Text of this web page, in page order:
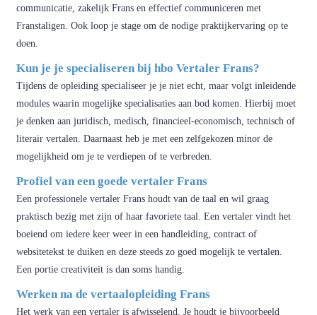
communicatie, zakelijk Frans en effectief communiceren met
Franstaligen. Ook loop je stage om de nodige praktijkervaring op te
doen.
Kun je je specialiseren bij hbo Vertaler Frans?
Tijdens de opleiding specialiseer je je niet echt, maar volgt inleidende
modules waarin mogelijke specialisaties aan bod komen. Hierbij moet
je denken aan juridisch, medisch, financieel-economisch, technisch of
literair vertalen. Daarnaast heb je met een zelfgekozen minor de
mogelijkheid om je te verdiepen of te verbreden.
Profiel van een goede vertaler Frans
Een professionele vertaler Frans houdt van de taal en wil graag
praktisch bezig met zijn of haar favoriete taal. Een vertaler vindt het
boeiend om iedere keer weer in een handleiding, contract of
websitetekst te duiken en deze steeds zo goed mogelijk te vertalen.
Een portie creativiteit is dan soms handig.
Werken na de vertaalopleiding Frans
Het werk van een vertaler is afwisselend. Je houdt je bijvoorbeeld